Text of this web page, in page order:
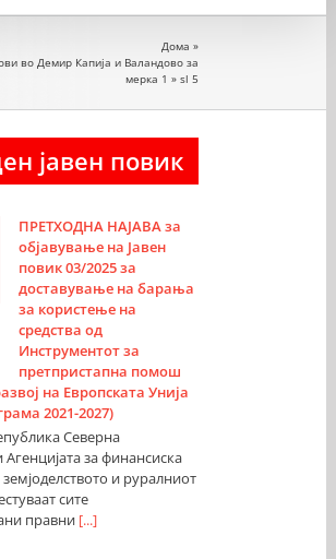
Дома »
во Демир Капија и Валандово за
мерка 1 » sl 5
јавен повик
ПРЕТХОДНА НАЈАВА за
објавување на Јавен
повик 03/2025 за
доставување на барања
за користење на
средства од
Инструментот за
претпристапна помош
на Европската Унија
2021-2027)
Северна
за финансиска
и руралниот
сите
правни [...]